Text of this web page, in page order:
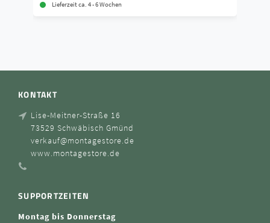
Lieferzeit ca. 4 - 6 Wochen
KONTAKT
Lise-Meitner-Straße 16
73529 Schwäbisch Gmünd
verkauf@montagestore.de
www.montagestore.de
SUPPORTZEITEN
Montag bis Donnerstag